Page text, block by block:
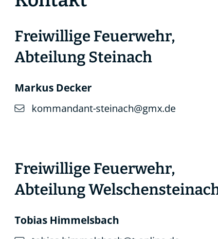
Freiwillige Feuerwehr,
Abteilung Steinach
Markus Decker
kommandant-steinach@gmx.de
Freiwillige Feuerwehr,
Abteilung
Tobias Himmelsbach